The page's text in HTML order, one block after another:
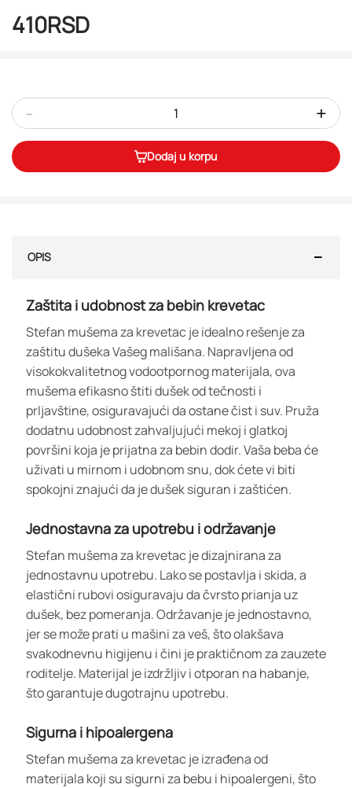
410RSD
- +
Dodaj u korpu
OPIS
Zaštita i udobnost za bebin krevetac
Stefan mušema za krevetac je idealno rešenje za
zaštitu dušeka Vašeg mališana. Napravljena od
visokokvalitetnog vodootpornog materijala, ova
mušema efikasno štiti dušek od tečnosti i
prljavštine, osiguravajući da ostane čist i suv. Pruža
dodatnu udobnost zahvaljujući mekoj i glatkoj
površini koja je prijatna za bebin dodir. Vaša beba će
uživati u mirnom i udobnom snu, dok ćete vi biti
spokojni znajući da je dušek siguran i zaštićen.
Jednostavna za upotrebu i održavanje
Stefan mušema za krevetac je dizajnirana za
jednostavnu upotrebu. Lako se postavlja i skida, a
elastični rubovi osiguravaju da čvrsto prianja uz
dušek, bez pomeranja. Održavanje je jednostavno,
jer se može prati u mašini za veš, što olakšava
svakodnevnu higijenu i čini je praktičnom za zauzete
roditelje. Materijal je izdržljiv i otporan na habanje,
što garantuje dugotrajnu upotrebu.
Sigurna i hipoalergena
Stefan mušema za krevetac je izrađena od
materijala koji su sigurni za bebu i hipoalergeni, što